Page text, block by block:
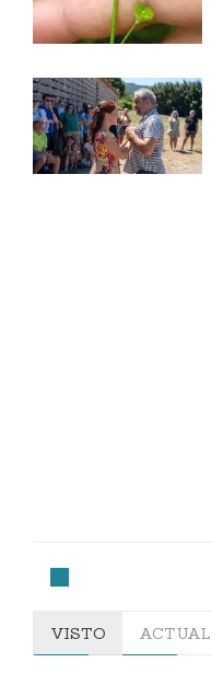
VISTO ACTUAL